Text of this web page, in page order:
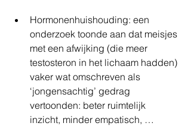
Hormonenhuishouding: een
onderzoek toonde aan dat meisjes
met een afwijking (die meer
testosteron in het lichaam hadden)
vaker wat omschreven als
‘jongensachtig’ gedrag
vertoonden: beter ruimtelijk
inzicht, minder empatisch, …